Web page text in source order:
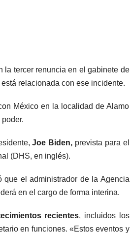
la tercer renuncia en el gabinete de
relacionada con ese incidente.
México en la localidad de Alamo
Joe Biden, prevista para el
(DHS, en inglés).
que el administrador de la Agencia
en el cargo de forma interina.
recientes, incluidos los
en funciones. «Estos eventos y